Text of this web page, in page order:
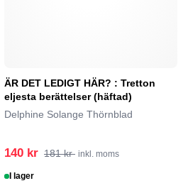
ÄR DET LEDIGT HÄR? : Tretton
eljesta berättelser (häftad)
Delphine Solange Thörnblad
140 kr 181 kr inkl. moms
I lager